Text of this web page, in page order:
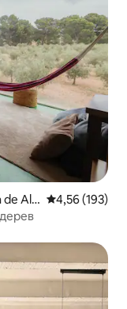
de Alb Середня
4,56 (193)